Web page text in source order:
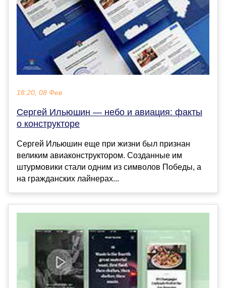
18:20, 08 Фев
Сергей Ильюшин — небо и авиация: факты
о конструкторе
Сергей Ильюшин еще при жизни был признан
великим авиаконструктором. Созданные им
штурмовики стали одним из символов Победы, а
на гражданских лайнерах...